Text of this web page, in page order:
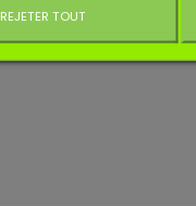
REJETER TOUT